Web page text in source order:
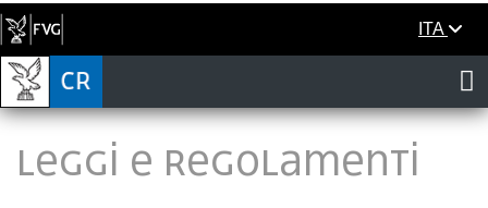
ITA
LEGGI E REGOLAMENTI